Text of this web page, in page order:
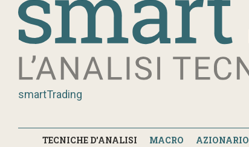
smartTrading
TECNICHE D'ANALISI MACRO AZIONARIO